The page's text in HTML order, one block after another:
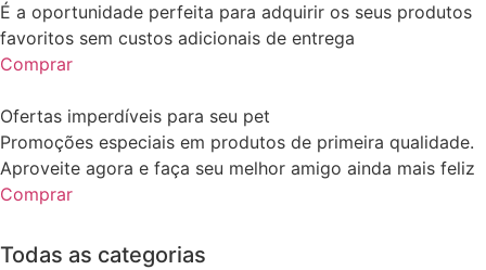
É a oportunidade perfeita para adquirir os seus produtos
favoritos sem custos adicionais de entrega
Comprar
Ofertas imperdíveis para seu pet
Promoções especiais em produtos de primeira qualidade.
Aproveite agora e faça seu melhor amigo ainda mais feliz
Comprar
Todas as categorias